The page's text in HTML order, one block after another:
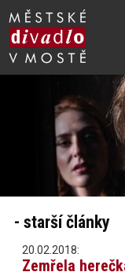
- starší články
20.02.2018:
Zemřela